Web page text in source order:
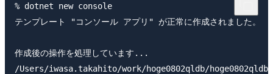
% dotnet new console
テンプレート "コンソール アプリ" が正常に作成されました。
作成後の操作を処理しています...
/Users/iwasa.takahito/work/hoge0802qldb/